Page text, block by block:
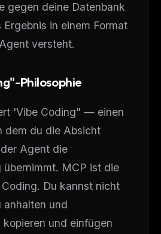
gegen deine Datenbank
in einem Format
versteht.
Philosophie
'Vibe Coding" — einen
dem du die Absicht
Agent die
übernimmt. MCP ist die
Du kannst nicht
anhalten und
und einfügen